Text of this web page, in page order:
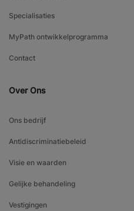
Specialisaties
MyPath ontwikkelprogramma
Contact
Over Ons
Ons bedrijf
Antidiscriminatiebeleid
Visie en waarden
Gelijke behandeling
Vestigingen